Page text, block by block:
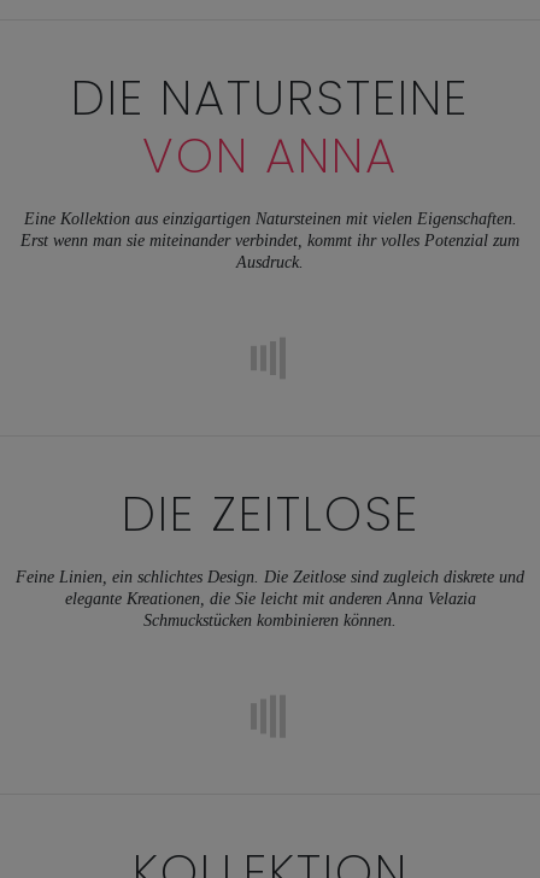
DIE NATURSTEINE
VON ANNA
Eine Kollektion aus einzigartigen Natursteinen mit vielen Eigenschaften.
Erst wenn man sie miteinander verbindet, kommt ihr volles Potenzial zum
Ausdruck.
DIE ZEITLOSE
Feine Linien, ein schlichtes Design. Die Zeitlose sind zugleich diskrete und
elegante Kreationen, die Sie leicht mit anderen Anna Velazia
Schmuckstücken kombinieren können.